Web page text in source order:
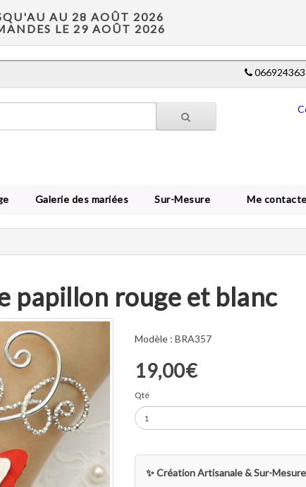
AU 28 AOÛT 2026
LE 29 AOÛT 2026
Galerie des mariées Sur-Mesure Me
papillon rouge et blanc
Modèle : BRA357
19,00€
Qté
✨ Création Artisanale & Sur-Mesure